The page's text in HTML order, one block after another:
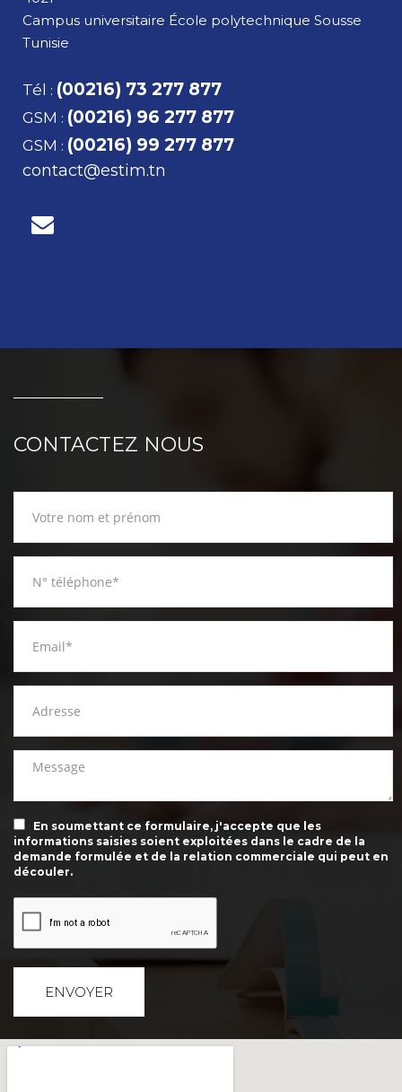
Campus universitaire École polytechnique Sousse
Tunisie
Tél : (00216) 73 277 877
GSM : (00216) 96 277 877
GSM : (00216) 99 277 877
contact@estim.tn
CONTACTEZ NOUS
En soumettant ce formulaire, j'accepte que les
informations saisies soient exploitées dans le cadre de la
demande formulée et de la relation commerciale qui peut en
découler.